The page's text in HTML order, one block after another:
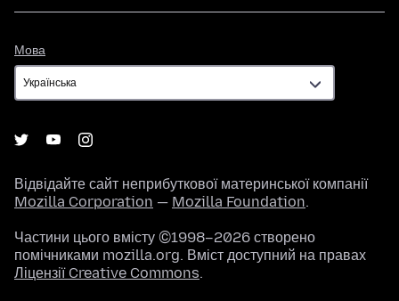
Мова
Відвідайте сайт неприбуткової материнської компанії
Mozilla Corporation — Mozilla Foundation.
Частини цього вмісту ©1998–2026 створено
помічниками mozilla.org. Вміст доступний на правах
Ліцензії Creative Commons.